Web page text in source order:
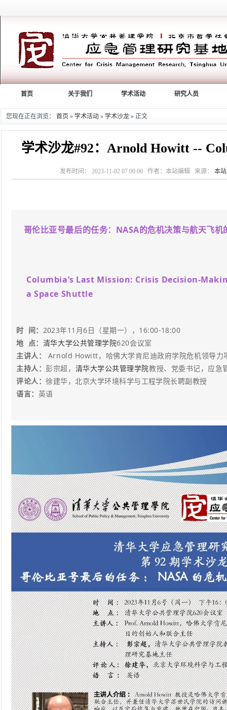
首页 关于我们 学术活动 研究人员
您现在正在浏览： 首页 » 学术活动 » 学术沙龙 » 正文
学术沙龙#92：Arnold Howitt --
发布时间： 2023-11-02 07:00:00 作者：本站编辑 来源：本
哥伦比亚号最后的任务：NASA的危机决策与航天飞机
Columbia’s Last Mission: Crisis Decision-
a Space Shuttle
时 间： 2023年11月6日（星期一），16:00-18:00
地 点： 清华大学公共管理学院620会议室
主讲人：
Arnold Howitt，哈佛大学肯尼迪政府学院危机领导力
主持人：彭宗超， 清华大学公共管理学院教授、党委书记，应急
评论人：徐建华，北京大学环境科学与工程学院长聘副教授
语言： 英语